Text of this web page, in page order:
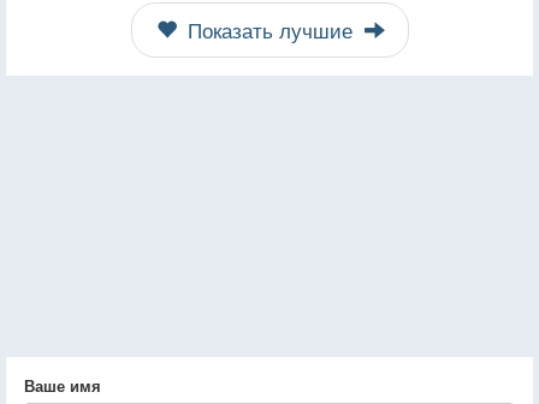
Показать лучшие
Ваше имя